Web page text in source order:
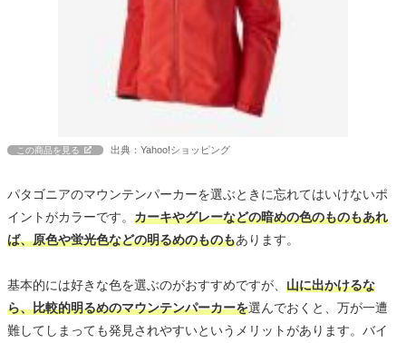
この商品を見る 出典：Yahoo!ショッピング
パタゴニアのマウンテンパーカーを選ぶときに忘れてはいけないポ
イントがカラーです。 カーキやグレーなどの暗めの色のものもあれ
ば、原色や蛍光色などの明るめのものもあります。
基本的には好きな色を選ぶのがおすすめですが、 山に出かけるな
ら、比較的明るめのマウンテンパーカーを選んでおくと、万が一遭
難してしまっても発見されやすいというメリットがあります。バイ